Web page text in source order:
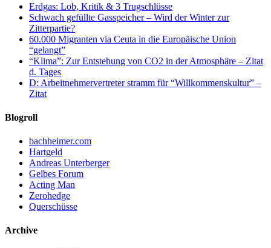
Erdgas: Lob, Kritik & 3 Trugschlüsse
Schwach gefüllte Gasspeicher – Wird der Winter zur
Zitterpartie?
60.000 Migranten via Ceuta in die Europäische Union
“gelangt”
“Klima”: Zur Entstehung von CO2 in der Atmosphäre – Zitat
d. Tages
D: Arbeitnehmervertreter stramm für “Willkommenskultur” –
Zitat
Blogroll
bachheimer.com
Hartgeld
Andreas Unterberger
Gelbes Forum
Acting Man
Zerohedge
Querschüsse
Archive